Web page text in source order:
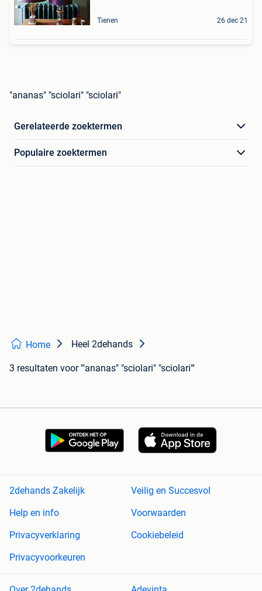
Tienen 26 dec 21
"ananas" "sciolari" "sciolari"
Gerelateerde zoektermen
Populaire zoektermen
Home Heel 2dehands
3 resultaten voor '"ananas" "sciolari" "sciolari"'
2dehands Zakelijk
Veilig en Succesvol
Help en info
Voorwaarden
Privacyverklaring
Cookiebeleid
Privacyvoorkeuren